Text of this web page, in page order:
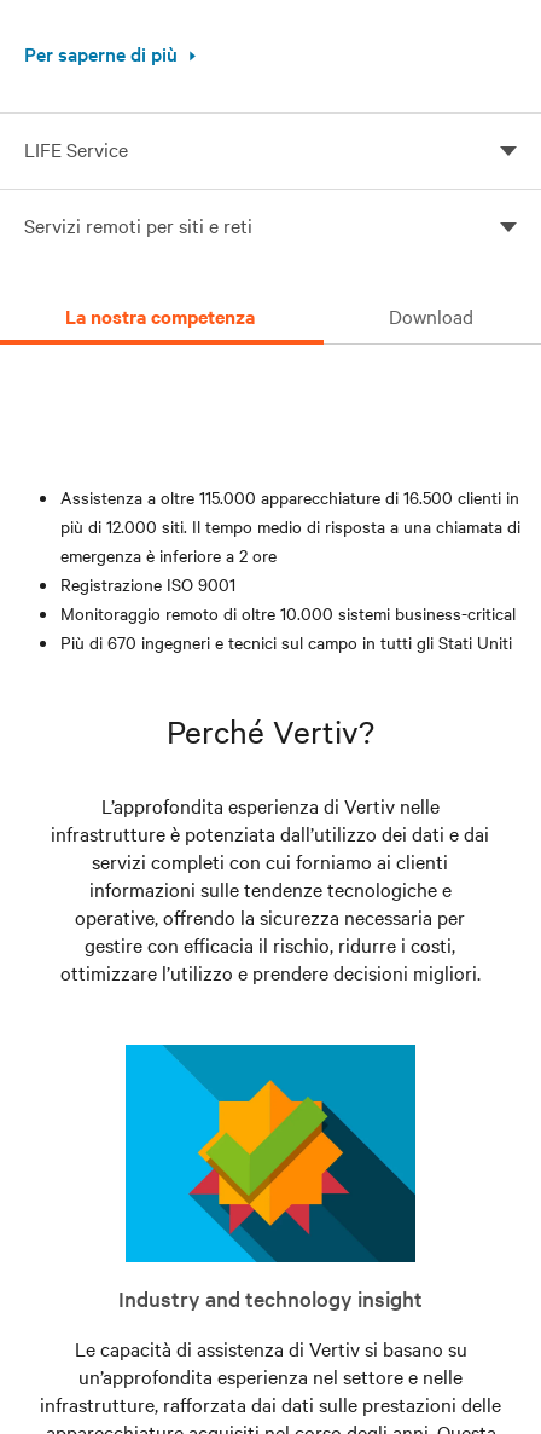
Per saperne di più
LIFE Service
risposta proattiva
Servizi remoti per siti e reti
risorse al minor costo, affidandoti a un piccolo team di
esperti di apparecchiature con funzionalità di
La nostra competenza Download
Assistenza a oltre 115.000 apparecchiature di 16.500 clienti in
più di 12.000 siti. Il tempo medio di risposta a una chiamata di
emergenza è inferiore a 2 ore
Registrazione ISO 9001
Monitoraggio remoto di oltre 10.000 sistemi business-critical
Più di 670 ingegneri e tecnici sul campo in tutti gli Stati Uniti
Perché Vertiv?
L’approfondita esperienza di Vertiv nelle
infrastrutture è potenziata dall’utilizzo dei dati e dai
servizi completi con cui forniamo ai clienti
informazioni sulle tendenze tecnologiche e
operative, offrendo la sicurezza necessaria per
gestire con efficacia il rischio, ridurre i costi,
ottimizzare l’utilizzo e prendere decisioni migliori.
Industry and technology insight
Le capacità di assistenza di Vertiv si basano su
un’approfondita esperienza nel settore e nelle
infrastrutture, rafforzata dai dati sulle prestazioni delle